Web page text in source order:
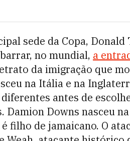
sede da Copa,
no mundial, a
da imigração que
na Itália e na
antes de
Damion Downs nasceu
filho de jamaicano. O